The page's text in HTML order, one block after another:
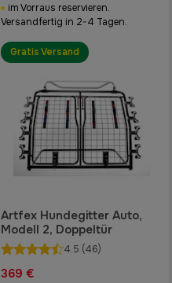
im Vorraus reservieren.
Versandfertig in 2-4 Tagen.
Artfex Hundegitter Auto,
Modell 2, Doppeltür
4.5 (46)
369 €
Gratis Versand